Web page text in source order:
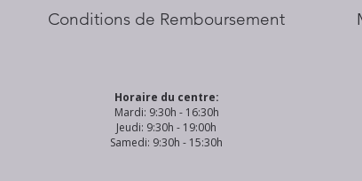
Conditions de Remboursement
Horaire du centre:
Mardi: 9:30h - 16:30h
Jeudi: 9:30h - 19:00h
Samedi: 9:30h - 15:30h